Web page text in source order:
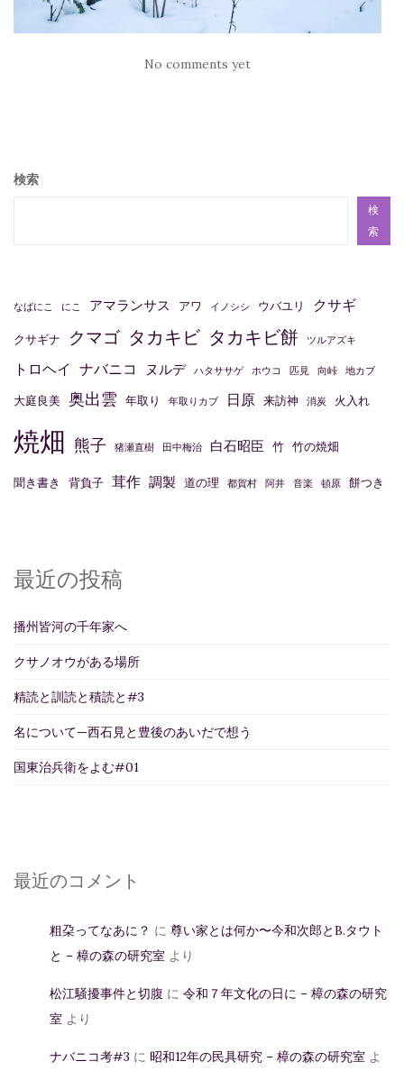
No comments yet
検索
検
索
なばにこ にこ アマランサス アワ イノシシ ウバユリ クサギ
クサギナ クマゴ タカキビ タカキビ餅 ツルアズキ
トロヘイ ナバニコ ヌルデ ハタササゲ ホウコ 匹見 向峠 地カブ
大庭良美 奥出雲 年取り 年取りカブ 日原 来訪神 消炭 火入れ
焼畑 熊子 猪瀬直樹 田中梅治 白石昭臣 竹 竹の焼畑
聞き書き 背負子 茸作 調製 道の理 都賀村 阿井 音楽 頓原 餅つき
最近の投稿
播州皆河の千年家へ
クサノオウがある場所
精読と訓読と積読と#3
名について—西石見と豊後のあいだで想う
国東治兵衛をよむ#01
最近のコメント
粗朶ってなあに？ に 尊い家とは何か〜今和次郎とB.タウト
と – 樟の森の研究室 より
松江騒擾事件と切腹 に 令和７年文化の日に – 樟の森の研究
室 より
ナバニコ考#3 に 昭和12年の民具研究 – 樟の森の研究室 よ